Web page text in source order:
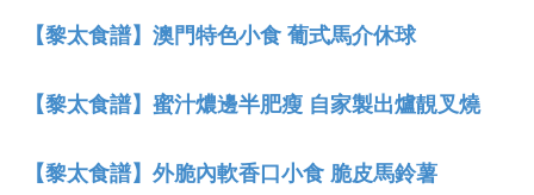
【黎太食譜】澳門特色小食 葡式馬介休球
【黎太食譜】蜜汁燶邊半肥瘦 自家製出爐靚叉燒
【黎太食譜】外脆內軟香口小食 脆皮馬鈴薯